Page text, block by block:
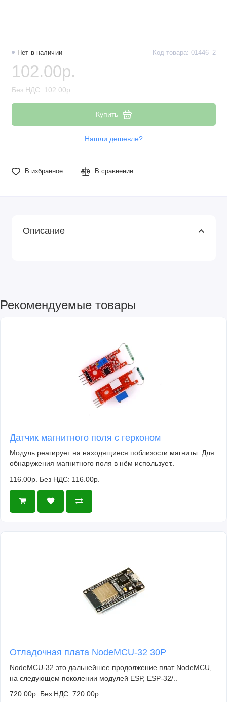
Нет в наличии Код товара: 01446_2
102.00р.
Без НДС: 102.00р.
Купить
Нашли дешевле?
В избранное В сравнение
Описание
Рекомендуемые товары
Датчик магнитного поля с герконом
Модуль реагирует на находящиеся поблизости магниты. Для
обнаружения магнитного поля в нём использует..
116.00р. Без НДС: 116.00р.
Отладочная плата NodeMCU-32 30P
NodeMCU-32 это дальнейшее продолжение плат NodeMCU,
на следующем поколении модулей ESP, ESP-32/..
720.00р. Без НДС: 720.00р.